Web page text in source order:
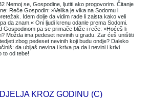
Nemoj se, Gospodine, ljutiti ako progovorim. Čitanje
Reče Gospodin: »Velika je vika na Sodomu i
Idem dolje da vidim rade li zaista kako veli
da znam.« Oni ljudi krenu odanle prema Sodomi.
Gospodinom pa se primače bliže i reče: »Hoćeš li
Možda ima pedeset nevinih u gradu. Zar ćeš uništiti
zbog pedeset nevinih koji budu ondje? Daleko
da ubijaš nevina i kriva pa da i nevini i krivi
to od tebe!
KROZ GODINU (C)